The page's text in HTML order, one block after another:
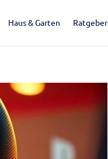
Haus & Garten Ratgeber